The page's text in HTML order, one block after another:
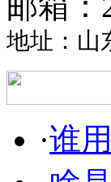
地址：山
·谁